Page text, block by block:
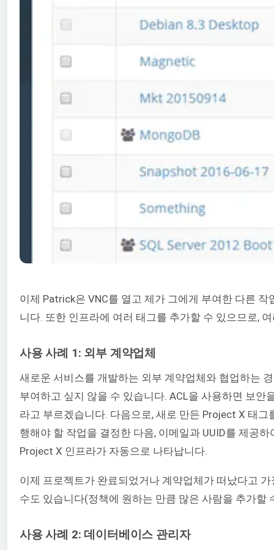
이제 Patrick은 VNC를 열고 제가 그에게 부여한 다른
니다. 또한 인프라에 여러 태그를 추가할 수 있으므로,
사용 사례 1: 외부 계약업체
새로운 서비스를 개발하는 외부 계약업체와 협업하는
부여하고 싶지 않을 수 있습니다. ACL을 사용하면 보
라고 부르겠습니다. 다음으로, 새로 만든 Project X 태
행해야 할 작업을 결정한 다음, 이메일과 UUID를 제공
Project X 인프라가 자동으로 나타납니다.
이제 프로젝트가 완료되었거나 계약업체가 떠났다고
수도 있습니다(정책에 원하는 만큼 많은 사람을 추가
사용 사례 2: 데이터베이스 관리자